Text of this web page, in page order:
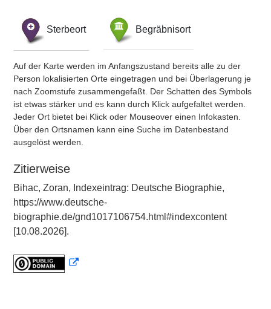
Sterbeort Begräbnisort
Auf der Karte werden im Anfangszustand bereits alle zu der
Person lokalisierten Orte eingetragen und bei Überlagerung je
nach Zoomstufe zusammengefaßt. Der Schatten des Symbols
ist etwas stärker und es kann durch Klick aufgefaltet werden.
Jeder Ort bietet bei Klick oder Mouseover einen Infokasten.
Über den Ortsnamen kann eine Suche im Datenbestand
ausgelöst werden.
Zitierweise
Bihac, Zoran, Indexeintrag: Deutsche Biographie,
https://www.deutsche-
biographie.de/gnd1017106754.html#indexcontent
[10.08.2026].